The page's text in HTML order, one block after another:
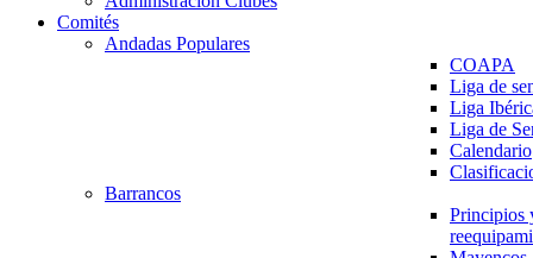
Comités
Andadas Populares
COAPA
Liga de
Liga
Liga de
Calendario
Barrancos
Principios